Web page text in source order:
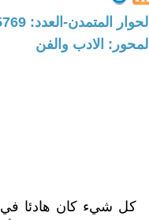
الحوار المتمدن-العدد: 5769 - 2018 / 1 / 27 - 23:11
المحور: الادب والفن
كل شيء كان هادئا في